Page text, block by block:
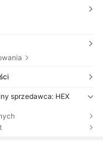
sprzedawca: HEX